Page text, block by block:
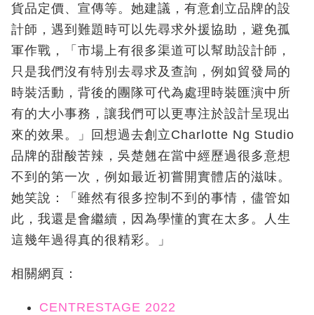
貨品定價、宣傳等。她建議，有意創立品牌的設
計師，遇到難題時可以先尋求外援協助，避免孤
軍作戰，「市場上有很多渠道可以幫助設計師，
只是我們沒有特別去尋求及查詢，例如貿發局的
時裝活動，背後的團隊可代為處理時裝匯演中所
有的大小事務，讓我們可以更專注於設計呈現出
來的效果。」回想過去創立Charlotte Ng Studio
品牌的甜酸苦辣，吳楚翹在當中經歷過很多意想
不到的第一次，例如最近初嘗開實體店的滋味。
她笑說：「雖然有很多控制不到的事情，儘管如
此，我還是會繼續，因為學懂的實在太多。人生
這幾年過得真的很精彩。」
相關網頁：
CENTRESTAGE 2022